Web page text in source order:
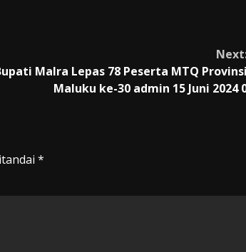
Malra Lepas 78 Peserta MTQ
Maluku ke-30 admin 15 Juni 2024
*